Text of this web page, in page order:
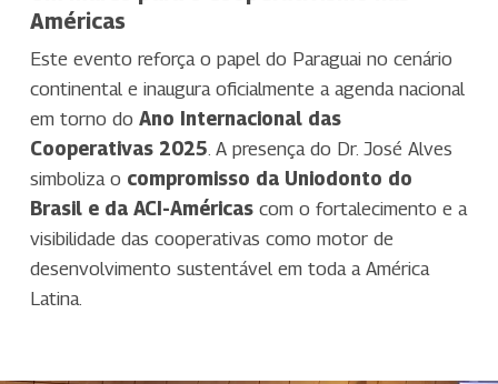
Américas
Este evento reforça o papel do Paraguai no cenário
continental e inaugura oficialmente a agenda nacional
em torno do Ano Internacional das
Cooperativas 2025 . A presença do Dr. José Alves
simboliza o compromisso da Uniodonto do
Brasil e da ACI-Américascom o fortalecimento e a
visibilidade das cooperativas como motor de
desenvolvimento sustentável em toda a América
Latina.